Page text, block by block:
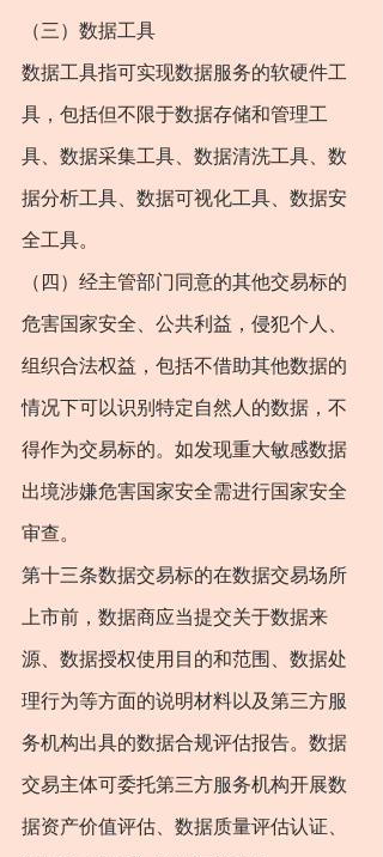
（三）数据工具
数据工具指可实现数据服务的软硬件工
具，包括但不限于数据存储和管理工
具、数据采集工具、数据清洗工具、数
据分析工具、数据可视化工具、数据安
全工具。
（四）经主管部门同意的其他交易标的
危害国家安全、公共利益，侵犯个人、
组织合法权益，包括不借助其他数据的
情况下可以识别特定自然人的数据，不
得作为交易标的。如发现重大敏感数据
出境涉嫌危害国家安全需进行国家安全
审查。
第十三条数据交易标的在数据交易场所
上市前，数据商应当提交关于数据来
源、数据授权使用目的和范围、数据处
理行为等方面的说明材料以及第三方服
务机构出具的数据合规评估报告。数据
交易主体可委托第三方服务机构开展数
据资产价值评估、数据质量评估认证、